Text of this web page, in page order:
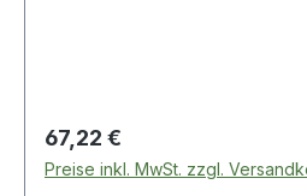
Entfernung 72 mm · 9 mm
235 mm · allseitig
Weitere technische
Regulärer Preis:
67,22 €
Preise inkl. MwSt. zzgl.